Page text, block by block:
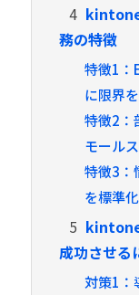
4
務の特徴
特徴1：
に限界
特徴2：
モール
特徴3：
を標準
5
成功させる
対策1：